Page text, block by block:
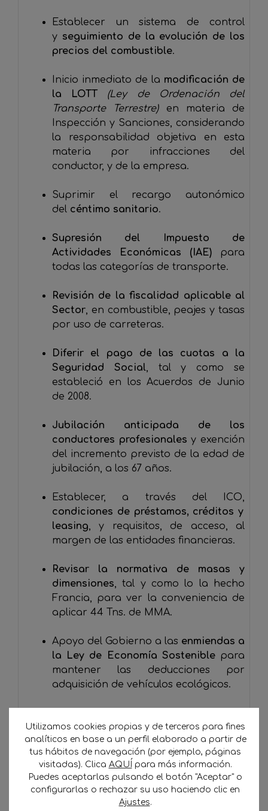
Establecer un sistema de control
y seguimiento de la evolución de los
precios del combustible.
Inicio inmediato de la modificación de
la LOTT
(Ley de Ordenación del
Transporte Terrestre)en materia de
Inspección y Sanciones, considerando
la responsabilidad objetiva en esta
materia por infracciones del
conductor, y de la empresa.
Suprimir el recargo autonómico
del céntimo sanitario.
Supresión del Impuesto de
Actividades Económicas (IAE) para
todas las categorías de transporte.
Revisión de la fiscalidad aplicable al
Sector, en combustible, peajes y tasas
por uso de carreteras.
Diferir el pago de las cuotas a la
Seguridad Social, tal y como se
estableció en los Acuerdos de Junio
de 2008.
Jubilación anticipada de los
conductores profesionales y exención
del incremento previsto de la edad de
jubilación, a los 67 años.
Establecer, a través del ICO,
condiciones de préstamos, créditos y
leasing, y requisitos, de acceso, al
margen de las entidades financieras.
Revisar la normativa de masas y
dimensiones, tal y como lo la hecho
Francia, para ver la conveniencia de
aplicar 44 Tns. de MMA.
Apoyo del Gobierno a las enmiendas a
la Ley de Economía Sostenible para
mantener las deducciones por
adquisición de vehículos ecológicos.
materia de Formación) en el Consejo
General de Formación Profesional y
en el Patronato de la Fundación
Transporte y Formación,incluyendo,
además, nuevas cualificaciones
profesionales.
Utilizamos cookies propias y de terceros para fines
analíticos en base a un perfil elaborado a partir de
tus hábitos de navegación (por ejemplo, páginas
visitadas). Clica AQUÍ para más información.
Puedes aceptarlas pulsando el botón "Aceptar" o
configurarlas o rechazar su uso haciendo clic en
Ajustes.